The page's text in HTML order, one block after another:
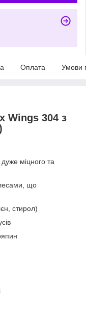
Оплата Умови
Wings 304 з
міцного та
що
стирол)